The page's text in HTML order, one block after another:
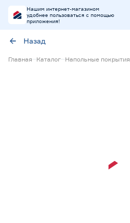
Нашим интернет-магазином
удобнее пользоваться с помощью
приложения!
Назад
Главная Каталог Напольные покрытия